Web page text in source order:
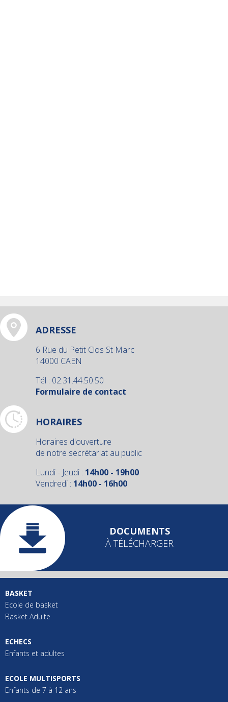
ADRESSE
6 Rue du Petit Clos St Marc
14000 CAEN
Tél : 02.31.44.50.50
Formulaire de contact
HORAIRES
Horaires d'ouverture
de notre secrétariat au public
Lundi - Jeudi : 14h00 - 19h00
Vendredi : 14h00 - 16h00
DOCUMENTS
À TÉLÉCHARGER
BASKET
Ecole de basket
Basket Adulte
ECHECS
Enfants et adultes
ECOLE MULTISPORTS
Enfants de 7 à 12 ans